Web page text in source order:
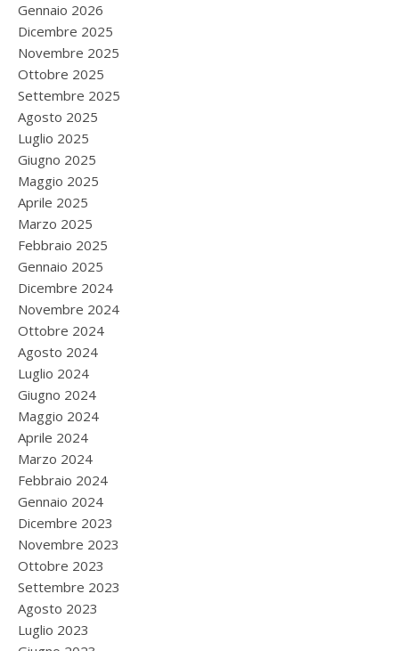
Gennaio 2026
Dicembre 2025
Novembre 2025
Ottobre 2025
Settembre 2025
Agosto 2025
Luglio 2025
Giugno 2025
Maggio 2025
Aprile 2025
Marzo 2025
Febbraio 2025
Gennaio 2025
Dicembre 2024
Novembre 2024
Ottobre 2024
Agosto 2024
Luglio 2024
Giugno 2024
Maggio 2024
Aprile 2024
Marzo 2024
Febbraio 2024
Gennaio 2024
Dicembre 2023
Novembre 2023
Ottobre 2023
Settembre 2023
Agosto 2023
Luglio 2023